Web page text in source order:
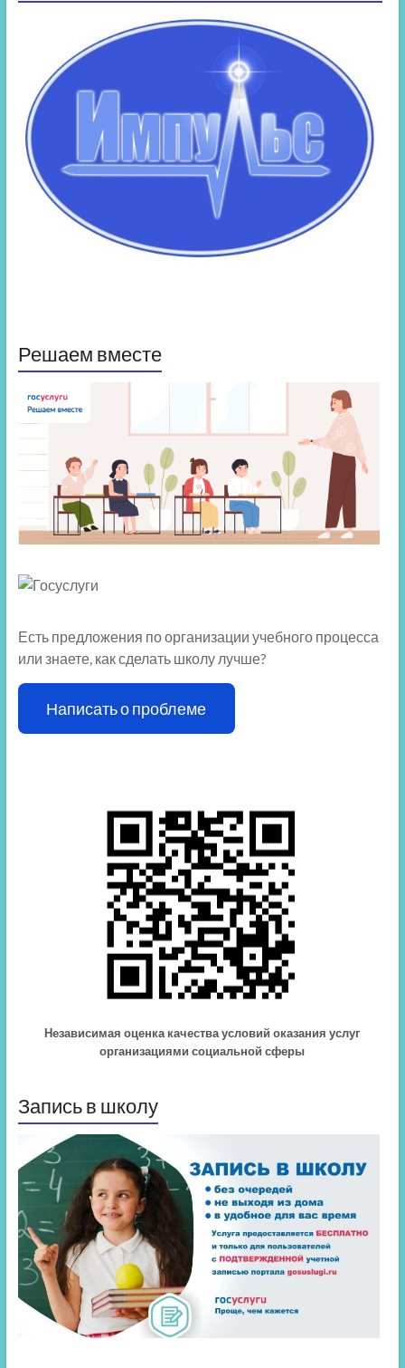
Решаем вместе
Есть предложения по организации учебного процесса
или знаете, как сделать школу лучше?
Написать о проблеме
Независимая оценка качества условий оказания услуг
организациями социальной сферы
Запись в школу